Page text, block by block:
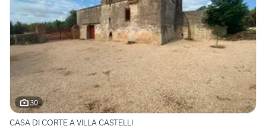
30
CASA DI CORTE A VILLA CASTELLI